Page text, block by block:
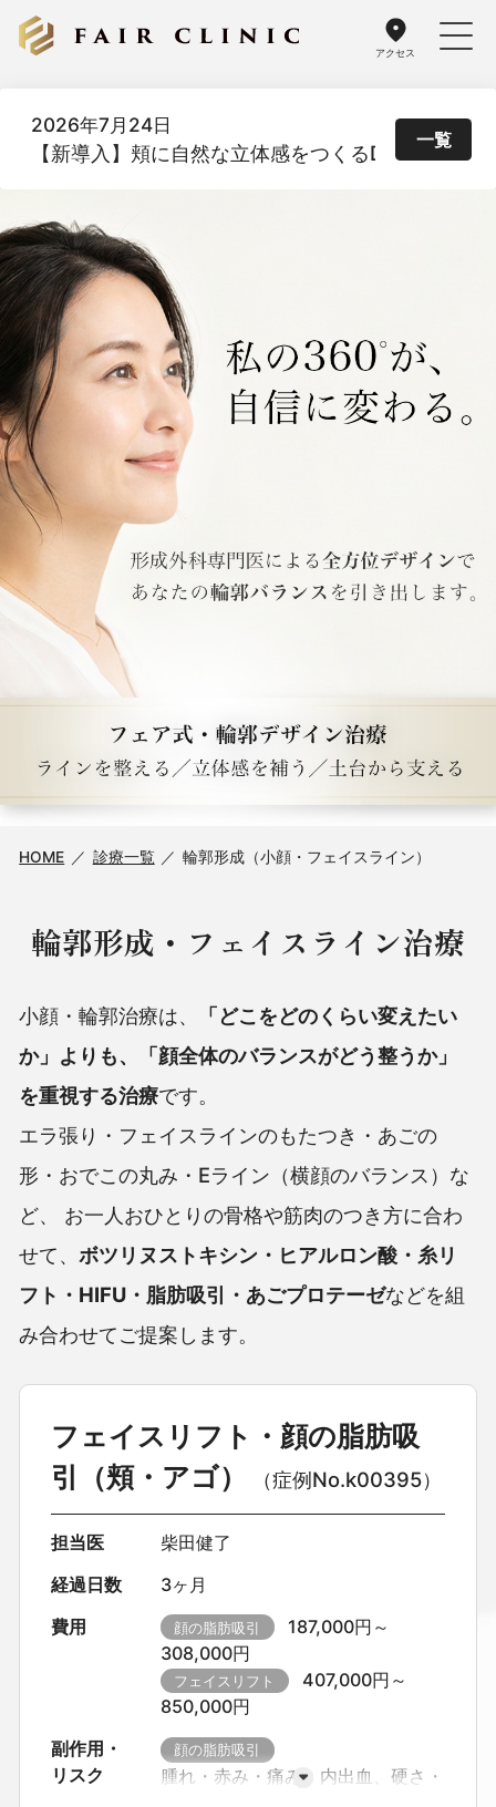
アクセス
2026年7月24日
【新導入】頬に自然な立体感をつくるDoothスレ
一覧
HOME 診療一覧 輪郭形成（小顔・フェイスライン）
輪郭形成・フェイスライン治療
小顔・輪郭治療は、
「どこをどのくらい変えたい
か」よりも、
「顔全体のバランスがどう整うか」
を重視する治療です。
エラ張り・フェイスラインのもたつき・あごの
形・おでこの丸み・Eライン（横顔のバランス）な
ど、
お一人おひとりの骨格や筋肉のつき方に合わ
せて、ボツリヌストキシン・ヒアルロン酸・糸リ
フト・HIFU・脂肪吸引・あごプロテーゼなどを組
み合わせてご提案します。
フェイスリフト・顔の脂肪吸
引（頬・アゴ）
（症例No.k00395）
担当医
柴田健了
経過日数
3ヶ月
費用
顔の脂肪吸引
187,000円～
308,000円
フェイスリフト
407,000円～
850,000円
副作用・
リスク
顔の脂肪吸引
腫れ・赤み・痛み、内出血、硬さ・